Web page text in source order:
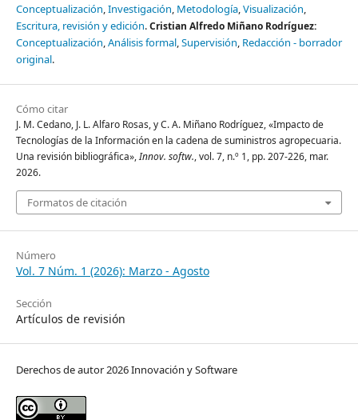
Conceptualización Investigación Metodología Visualización
Escritura, revisión y edición Cristian Alfredo Miñano Rodríguez:
Conceptualización Análisis formal Supervisión Redacción - borrador
original
Cómo citar
J. M. Cedano, J. L. Alfaro Rosas, y C. A. Miñano Rodríguez, «Impacto de
Tecnologías de la Información en la cadena de suministros agropecuaria.
Una revisión bibliográfica»,Innov. softw., vol. 7, n.º 1, pp. 207-226, mar.
2026.
Formatos de citación
Número
Vol. 7 Núm. 1 (2026): Marzo - Agosto
Sección
Artículos de revisión
Derechos de autor 2026 Innovación y Software